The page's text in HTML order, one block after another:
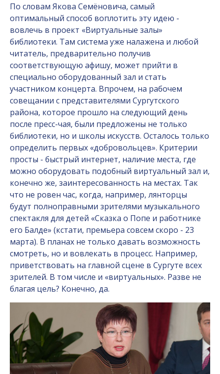
По словам Якова Семёновича, самый
оптимальный способ воплотить эту идею -
вовлечь в проект «Виртуальные залы»
библиотеки. Там система уже налажена и любой
читатель, предварительно получив
соответствующую афишу, может прийти в
специально оборудованный зал и стать
участником концерта. Впрочем, на рабочем
совещании с представителями Сургутского
района, которое прошло на следующий день
после пресс-чая, были предложены не только
библиотеки, но и школы искусств. Осталось только
определить первых «добровольцев». Критерии
просты - быстрый интернет, наличие места, где
можно оборудовать подобный виртуальный зал и,
конечно же, заинтересованность на местах. Так
что не ровен час, когда, например, лянторцы
будут полноправными зрителями музыкального
спектакля для детей «Сказка о Попе и работнике
его Балде» (кстати, премьера совсем скоро - 23
марта). В планах не только давать возможность
смотреть, но и вовлекать в процесс. Например,
приветствовать на главной сцене в Сургуте всех
зрителей. В том числе и «виртуальных». Разве не
благая цель? Конечно, да.